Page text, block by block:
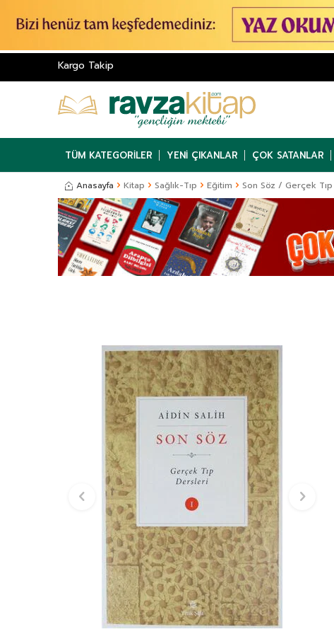
Kargo Takip
TÜM KATEGORILER YENI ÇIKANLAR ÇOK SATANLAR
Anasayfa Kitap Sağlık-Tıp Eğitim Son Söz / Gerçek